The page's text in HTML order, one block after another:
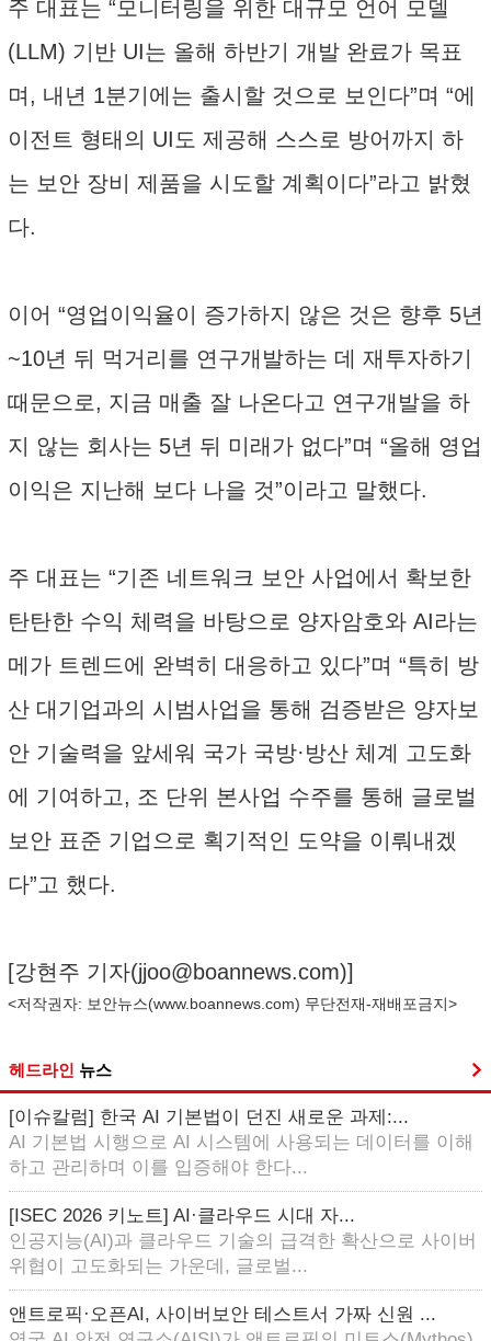
주 대표는 “모니터링을 위한 대규모 언어 모델
(LLM) 기반 UI는 올해 하반기 개발 완료가 목표
며, 내년 1분기에는 출시할 것으로 보인다”며 “에
이전트 형태의 UI도 제공해 스스로 방어까지 하
는 보안 장비 제품을 시도할 계획이다”라고 밝혔
다.
이어 “영업이익율이 증가하지 않은 것은 향후 5년
~10년 뒤 먹거리를 연구개발하는 데 재투자하기
때문으로, 지금 매출 잘 나온다고 연구개발을 하
지 않는 회사는 5년 뒤 미래가 없다”며 “올해 영업
이익은 지난해 보다 나을 것”이라고 말했다.
주 대표는 “기존 네트워크 보안 사업에서 확보한
탄탄한 수익 체력을 바탕으로 양자암호와 AI라는
메가 트렌드에 완벽히 대응하고 있다”며 “특히 방
산 대기업과의 시범사업을 통해 검증받은 양자보
안 기술력을 앞세워 국가 국방·방산 체계 고도화
에 기여하고, 조 단위 본사업 수주를 통해 글로벌
보안 표준 기업으로 획기적인 도약을 이뤄내겠
다”고 했다.
[강현주 기자(jjoo@boannews.com)]
<저작권자: 보안뉴스(www.boannews.com) 무단전재-재배포금지>
헤드라인 뉴스
[이슈칼럼] 한국 AI 기본법이 던진 새로운 과제:...
AI 기본법 시행으로 AI 시스템에 사용되는 데이터를 이해
하고 관리하며 이를 입증해야 한다...
[ISEC 2026 키노트] AI·클라우드 시대 자...
인공지능(AI)과 클라우드 기술의 급격한 확산으로 사이버
위협이 고도화되는 가운데, 글로벌...
앤트로픽·오픈AI, 사이버보안 테스트서 가짜 신원 ...